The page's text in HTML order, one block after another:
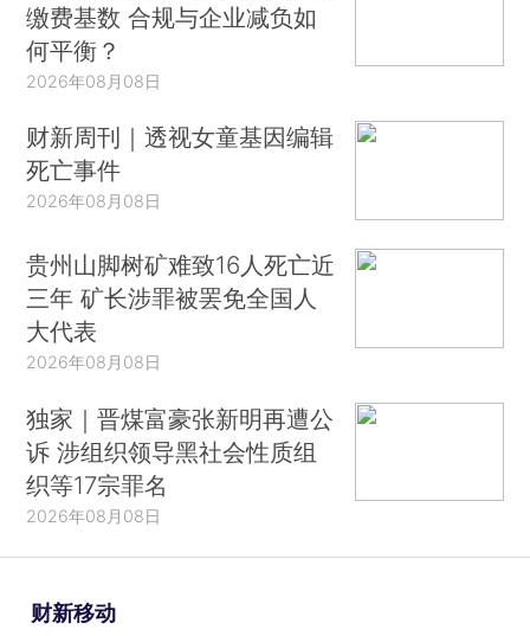
缴费基数 合规与企业减负如
何平衡？
2026年08月08日
财新周刊｜透视女童基因编辑
死亡事件
2026年08月08日
贵州山脚树矿难致16人死亡近
三年 矿长涉罪被罢免全国人
大代表
2026年08月08日
独家｜晋煤富豪张新明再遭公
诉 涉组织领导黑社会性质组
织等17宗罪名
2026年08月08日
财新移动